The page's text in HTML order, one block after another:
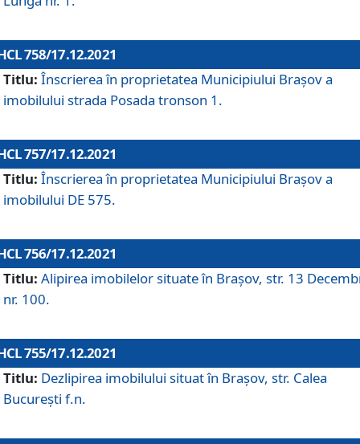
758/17.12.2021
Titlu: Înscrierea în proprietatea Municipiului Brașov a
imobilului strada Posada tronson 1.
757/17.12.2021
Titlu: Înscrierea în proprietatea Municipiului Brașov a
imobilului DE 575.
756/17.12.2021
Titlu: Alipirea imobilelor situate în Brașov, str. 13
nr. 100.
755/17.12.2021
Titlu: Dezlipirea imobilului situat în Brașov, str. Calea
București f.n.